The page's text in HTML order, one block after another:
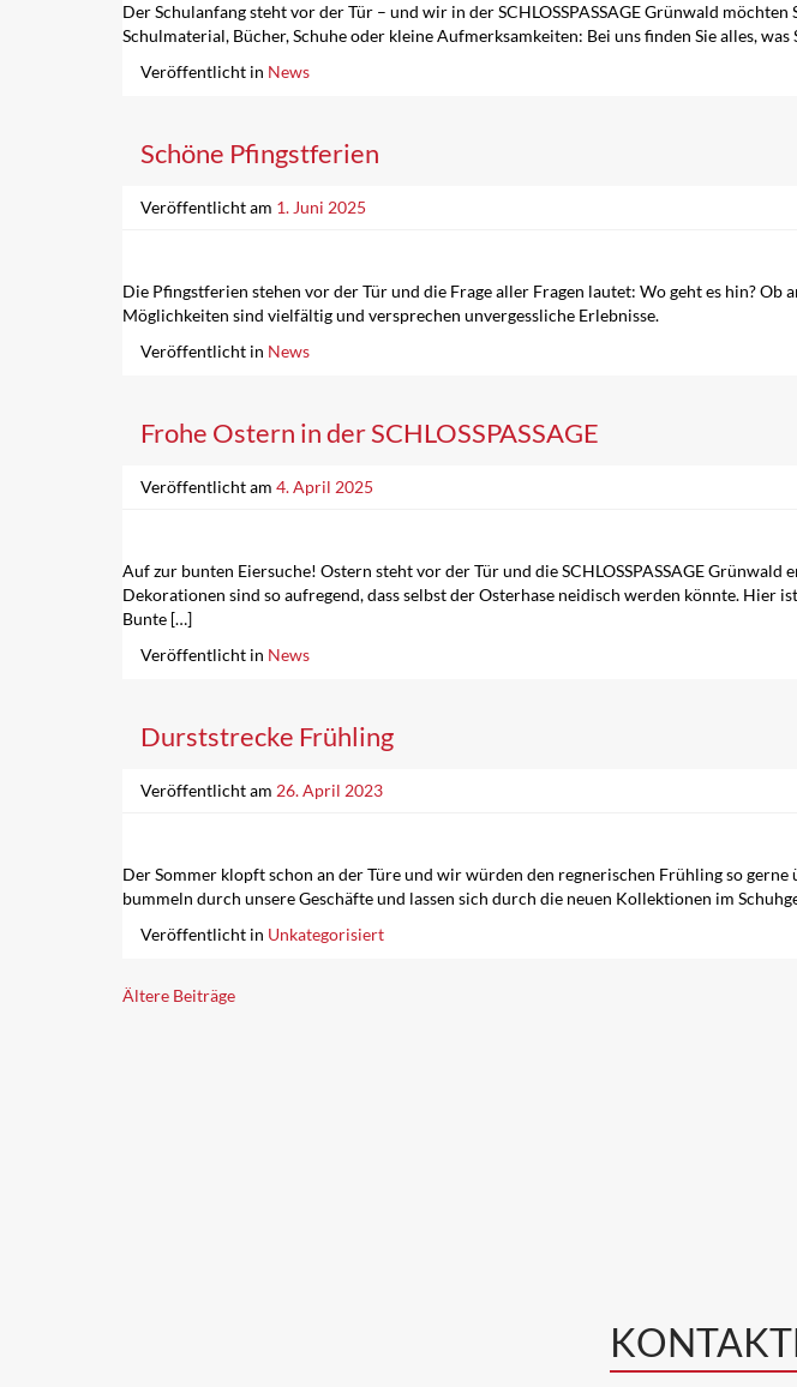
Der Schulanfang steht vor der Tür – und wir in der SCHLOSSPASSAGE Grünwald
Schulmaterial, Bücher, Schuhe oder kleine Aufmerksamkeiten: Bei uns finden Sie alles,
Veröffentlicht in News
Schöne Pfingstferien
Veröffentlicht am 1. Juni 2025
Die Pfingstferien stehen vor der Tür und die Frage aller Fragen lautet: Wo geht es hin?
Möglichkeiten sind vielfältig und versprechen unvergessliche Erlebnisse.
Veröffentlicht in News
Frohe Ostern in der SCHLOSSPASSAGE
Veröffentlicht am 4. April 2025
Auf zur bunten Eiersuche! Ostern steht vor der Tür und die SCHLOSSPASSAGE
Dekorationen sind so aufregend, dass selbst der Osterhase neidisch werden könnte. Hier
Bunte […]
Veröffentlicht in News
Durststrecke Frühling
Veröffentlicht am 26. April 2023
Der Sommer klopft schon an der Türe und wir würden den regnerischen Frühling so
bummeln durch unsere Geschäfte und lassen sich durch die neuen Kollektionen im
Veröffentlicht in Unkategorisiert
Beitragsnavigation
Ältere Beiträge